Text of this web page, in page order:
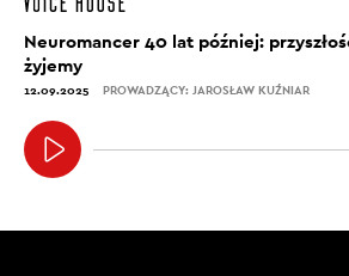
Neuromancer 40 lat później:
żyjemy
12.09.2025 PROWADZĄCY: JAROSŁAW KUŹNIAR